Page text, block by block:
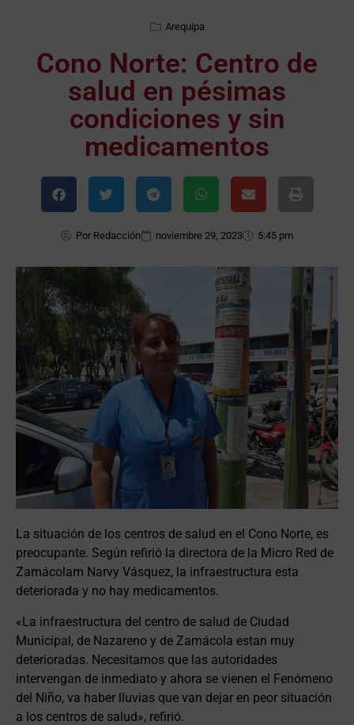
Arequipa
Cono Norte: Centro de
salud en pésimas
condiciones y sin
medicamentos
Por Redacción noviembre 29, 2023 5:45 pm
La situación de los centros de salud en el Cono Norte, es
preocupante. Según refirió la directora de la Micro Red de
Zamácolam Narvy Vásquez, la infraestructura esta
deteriorada y no hay medicamentos.
«La infraestructura del centro de salud de Ciudad
Municipal, de Nazareno y de Zamácola estan muy
deterioradas. Necesitamos que las autoridades
intervengan de inmediato y ahora se vienen el Fenómeno
del Niño, va haber lluvias que van dejar en peor situación
a los centros de salud», refirió.